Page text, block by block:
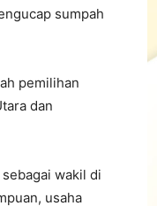
sumpah
pemilihan
dan
wakil di
usaha